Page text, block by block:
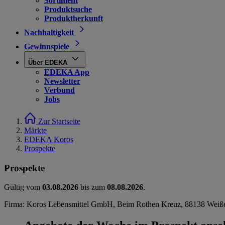
Produktsuche
Produktherkunft
Nachhaltigkeit
Gewinnspiele
Über EDEKA
EDEKA App
Newsletter
Verbund
Jobs
Zur Startseite
Märkte
EDEKA Koros
Prospekte
Prospekte
Gültig vom 03.08.2026 bis zum 08.08.2026.
Firma: Koros Lebensmittel GmbH, Beim Rothen Kreuz, 88138